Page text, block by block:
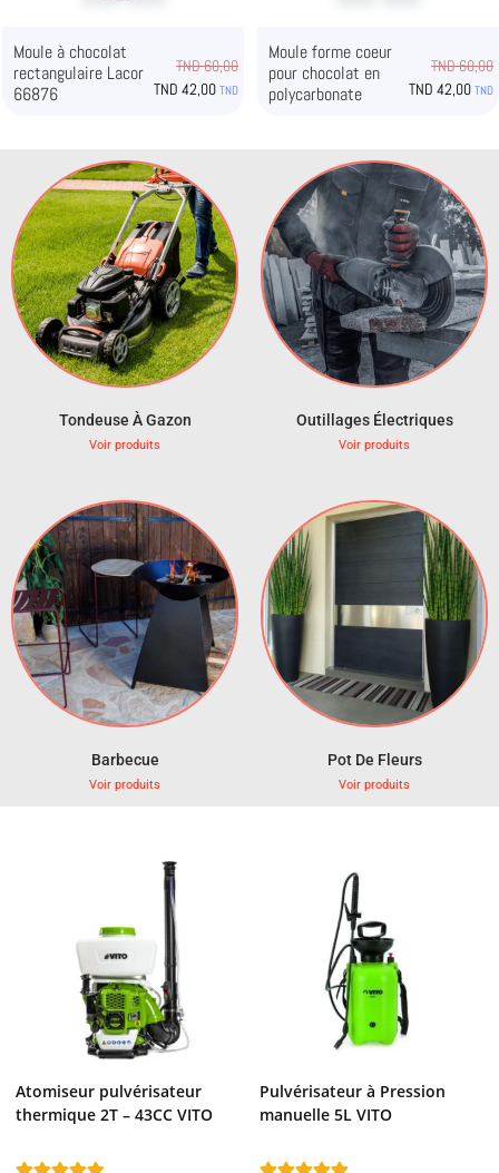
Moule à chocolat
rectangulaire Lacor
66876
TND60,00
TND 42,00 TND
Moule forme coeur
pour chocolat en
polycarbonate
TND60,00
TND 42,00 TND
Tondeuse À Gazon
Voir produits
Barbecue
Voir produits
Outillages Électriques
Voir produits
Pot De Fleurs
Voir produits
Atomiseur pulvérisateur
thermique 2T – 43CC VITO
Pulvérisateur à Pression
manuelle 5L VITO